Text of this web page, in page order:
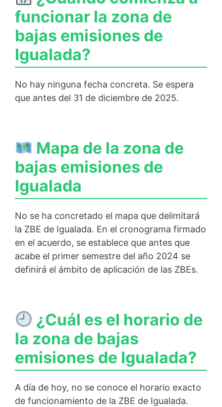
funcionar la zona de
bajas emisiones de
Igualada?
No hay ninguna fecha concreta. Se espera
que antes del 31 de diciembre de 2025.
Mapa de la zona de
bajas emisiones de
Igualada
No se ha concretado el mapa que delimitará
la ZBE de Igualada. En el cronograma firmado
en el acuerdo, se establece que antes que
acabe el primer semestre del año 2024 se
definirá el ámbito de aplicación de las ZBEs.
¿Cuál es el horario de
la zona de bajas
emisiones de Igualada?
A día de hoy, no se conoce el horario exacto
de funcionamiento de la ZBE de Igualada.